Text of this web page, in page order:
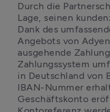
Durch die
Lage, seinen
Dank des
Angebots von
ausgehende
Zahlungssystem
in Deutschland von
IBAN-Nummer
Geschäftskonto